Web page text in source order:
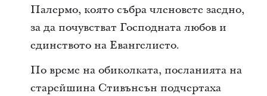
Палермо, която събра членовете заедно,
за да почувстват Господната любов и
единството на Евангелието.
По време на обиколката, посланията на
старейшина Стивънсън подчертаха